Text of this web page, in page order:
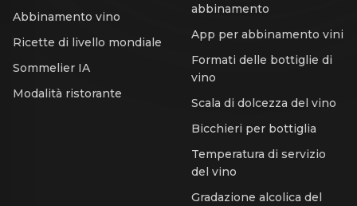
Abbinamento vino
Ricette di livello mondiale
Sommelier IA
Modalità ristorante
abbinamento
App per abbinamento vini
Formati delle bottiglie di
vino
Scala di dolcezza del vino
Bicchieri per bottiglia
Temperatura di servizio
del vino
Gradazione alcolica del